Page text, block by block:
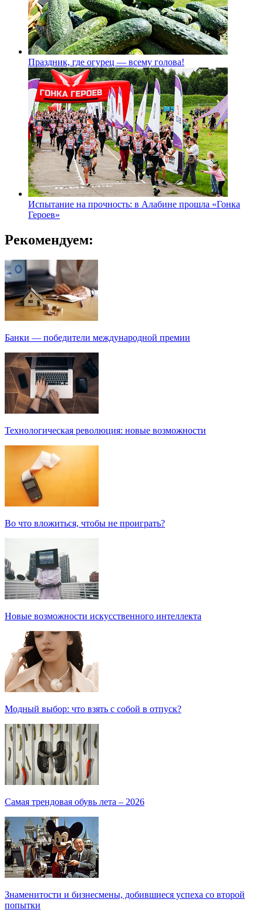
Праздник, где огурец — всему голова!
Испытание на прочность: в Алабине прошла «Гонка
Героев»
Рекомендуем:
Банки — победители международной премии
Технологическая революция: новые возможности
Во что вложиться, чтобы не проиграть?
Новые возможности искусственного интеллекта
Модный выбор: что взять с собой в отпуск?
Самая трендовая обувь лета – 2026
Знаменитости и бизнесмены, добившиеся успеха со второй
попытки